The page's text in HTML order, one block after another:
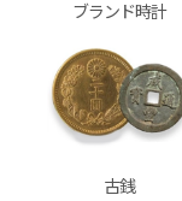
ブランド時計
古銭